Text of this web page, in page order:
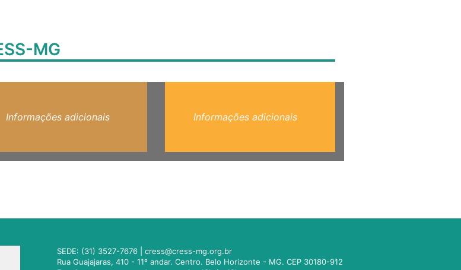
MG
Informações adicionais Informações adicionais
SEDE: (31) 3527-7676 |cress@cress-mg.org.br
Rua Guajajaras, 410 - 11º andar. Centro. Belo Horizonte - MG. CEP 30180-912